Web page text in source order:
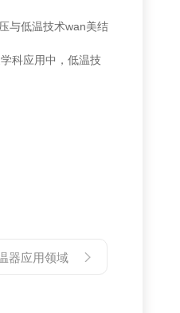
与低温技术wan美结
科应用中，低温技
器应用领域